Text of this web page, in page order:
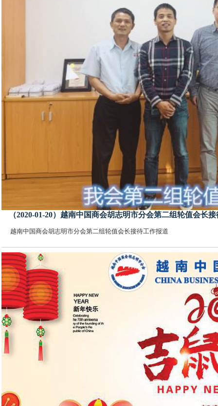
（2020-01-20）越南中国商会胡志明市分会第二组轮值会长
越南中国商会胡志明市分会第二组轮值会长接待工作报道